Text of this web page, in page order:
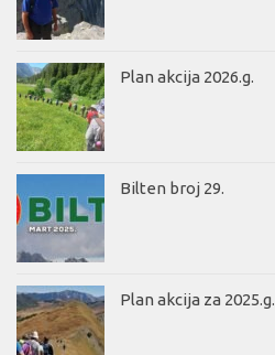
Plan akcija 2026.g.
Bilten broj 29.
Plan akcija za 2025.g.